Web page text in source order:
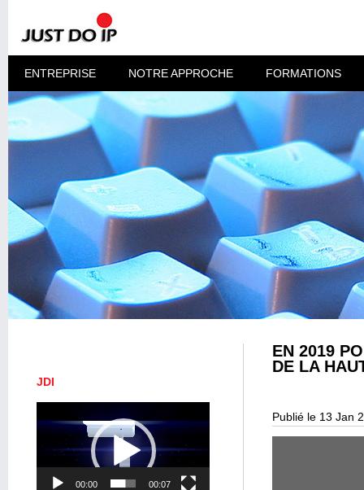
ENTREPRISE NOTRE APPROCHE FORMATIONS
JDI
vidéo
00:00 00:07
EN 2019
DE LA
Publié le 13 Jan